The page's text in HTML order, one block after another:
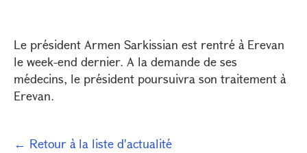
Le président Armen Sarkissian est rentré à Erevan
le week-end dernier. A la demande de ses
médecins, le président poursuivra son traitement à
Erevan.
← Retour à la liste d'actualité